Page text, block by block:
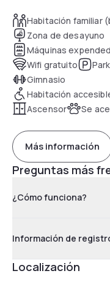
Habitación familiar
Zona de desayuno
Máquinas
Wifi gratuito
Gimnasio
Habitación
Ascensor
Se
Más información
Preguntas más
¿Cómo funciona?
Información de
Localización